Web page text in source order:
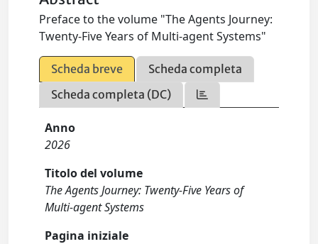
Preface to the volume "The Agents Journey:
Twenty-Five Years of Multi-agent Systems"
Scheda breve
Scheda completa
Scheda completa (DC)
Anno
2026
Titolo del volume
The Agents Journey: Twenty-Five Years of
Multi-agent Systems
Pagina iniziale